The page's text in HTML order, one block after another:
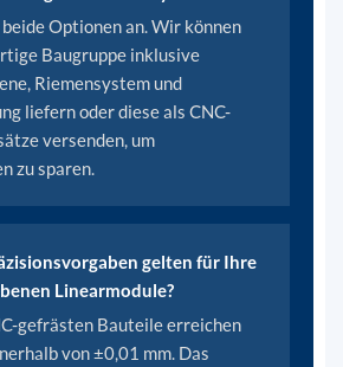
Optionen an. Wir können
Baugruppe inklusive
Riemensystem und
liefern oder diese als CNC-
versenden, um
zu sparen.
gelten für Ihre
Linearmodule?
gefrästen Bauteile erreichen
von ±0,01 mm. Das